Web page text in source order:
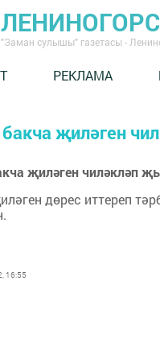
"Заман сулышы" газетасы -
РЕКЛАМА
җиләген
җиләген чиләкләп
дөрес иттереп
16:55